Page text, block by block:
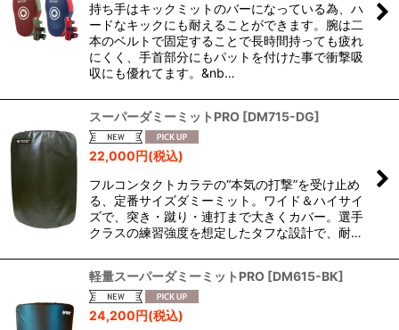
持ち手はキックミットのバーになっている為、ハ
ードなキックにも耐えることができます。腕は二
本のベルトで固定することで長時間持っても疲れ
にくく、手首部分にもパットを付けた事で衝撃吸
収にも優れてます。&nb…
スーパーダミーミットPRO [DM715-DG]
22,000円(税込)
フルコンタクトカラテの“本気の打撃”を受け止め
る、定番サイズダミーミット。ワイド＆ハイサイ
ズで、突き・蹴り・連打まで大きくカバー。選手
クラスの練習強度を想定したタフな設計で、耐…
軽量スーパーダミーミットPRO [DM615-BK]
24,200円(税込)